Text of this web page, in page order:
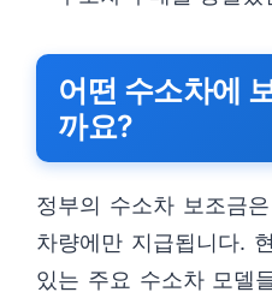
어떤 수소차에
까요?
정부의 수소차 보조금
차량에만 지급됩니다.
있는 주요 수소차 모델